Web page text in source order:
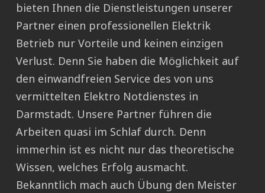
bieten Ihnen die Dienstleistungen unserer
Partner einen professionellen Elektrik
Betrieb nur Vorteile und keinen einzigen
Verlust. Denn Sie haben die Möglichkeit auf
den einwandfreien Service des von uns
vermittelten Elektro Notdienstes in
Darmstadt. Unsere Partner führen die
Arbeiten quasi im Schlaf durch. Denn
immerhin ist es nicht nur das theoretische
Wissen, welches Erfolg ausmacht.
Bekanntlich mach auch Übung den Meister